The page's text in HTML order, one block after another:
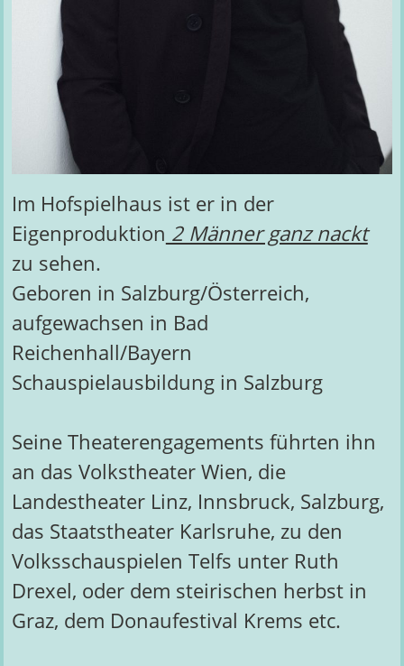
Im Hofspielhaus ist er in der
Eigenproduktion 2 Männer ganz nackt
zu sehen.
Geboren in Salzburg/Österreich,
aufgewachsen in Bad
Reichenhall/Bayern
Schauspielausbildung in Salzburg
Seine Theaterengagements führten ihn
an das Volkstheater Wien, die
Landestheater Linz, Innsbruck, Salzburg,
das Staatstheater Karlsruhe, zu den
Volksschauspielen Telfs unter Ruth
Drexel, oder dem steirischen herbst in
Graz, dem Donaufestival Krems etc.